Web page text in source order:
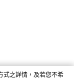
式之詳情，及若您不希